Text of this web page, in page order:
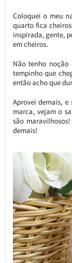
Coloquei o meu
quarto fica
inspirada, gente,
em cheiros.
Não tenho
tempinho que
então acho que
Aprovei demais,
marca, vejam o
são maravilhosos!
demais!